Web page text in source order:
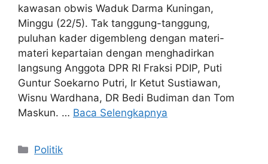
kawasan obwis Waduk Darma Kuningan,
Minggu (22/5). Tak tanggung-tanggung,
puluhan kader digembleng dengan materi-
materi kepartaian dengan menghadirkan
langsung Anggota DPR RI Fraksi PDIP, Puti
Guntur Soekarno Putri, Ir Ketut Sustiawan,
Wisnu Wardhana, DR Bedi Budiman dan Tom
Maskun. … Baca Selengkapnya
Kategori
Politik